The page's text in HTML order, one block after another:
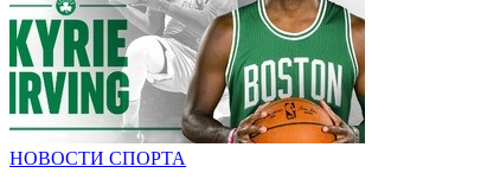
НОВОСТИ СПОРТА